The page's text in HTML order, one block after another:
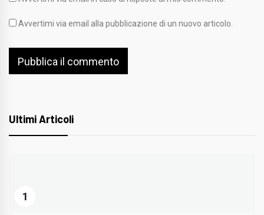
Avvertimi via email alla pubblicazione di un nuovo articolo.
Ultimi Articoli
1